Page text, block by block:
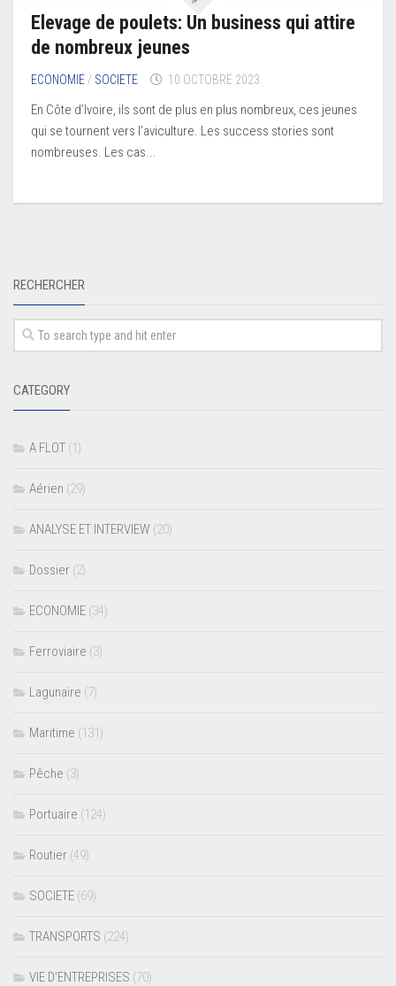
Elevage de poulets: Un business qui attire
de nombreux jeunes
ECONOMIE / SOCIETE 10 OCTOBRE 2023
En Côte d’Ivoire, ils sont de plus en plus nombreux, ces jeunes
qui se tournent vers l’aviculture. Les success stories sont
nombreuses. Les cas...
RECHERCHER
CATEGORY
A FLOT (1)
Aérien (29)
ANALYSE ET INTERVIEW (20)
Dossier (2)
ECONOMIE (34)
Ferroviaire (3)
Lagunaire (7)
Maritime (131)
Pêche (3)
Portuaire (124)
Routier (49)
SOCIETE (69)
TRANSPORTS (224)
VIE D’ENTREPRISES (70)